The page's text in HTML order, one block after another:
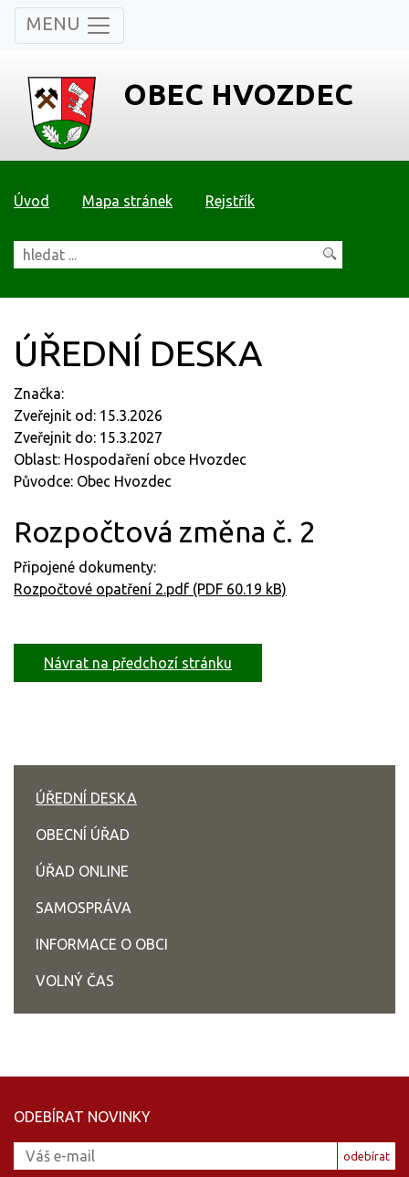
MENU
OBEC HVOZDEC
Úvod Mapa stránek Rejstřík
ÚŘEDNÍ DESKA
Značka:
Zveřejnit od: 15.3.2026
Zveřejnit do: 15.3.2027
Oblast: Hospodaření obce Hvozdec
Původce: Obec Hvozdec
Rozpočtová změna č. 2
Připojené dokumenty:
Rozpočtové opatření 2.pdf (PDF 60.19 kB)
Návrat na předchozí stránku
ÚŘEDNÍ DESKA
OBECNÍ ÚŘAD
ÚŘAD ONLINE
SAMOSPRÁVA
INFORMACE O OBCI
VOLNÝ ČAS
ODEBÍRAT NOVINKY
odebírat